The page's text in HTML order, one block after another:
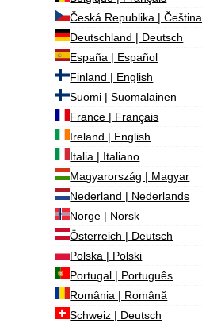
Česká Republika | Čeština
Deutschland | Deutsch
España | Español
Finland | English
Suomi | Suomalainen
France | Français
Ireland | English
Italia | Italiano
Magyarország | Magyar
Nederland | Nederlands
Norge | Norsk
Österreich | Deutsch
Polska | Polski
Portugal | Português
România | Română
Schweiz | Deutsch